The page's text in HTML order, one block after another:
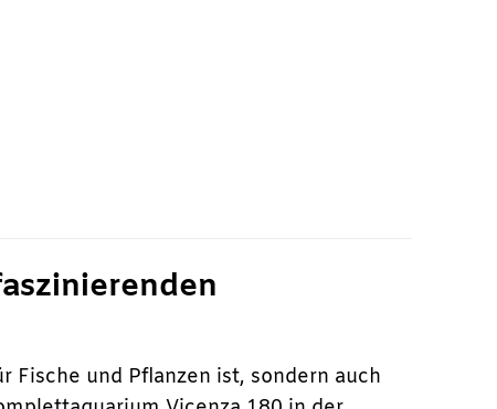
Fische und Pflanzen ist, sondern auch